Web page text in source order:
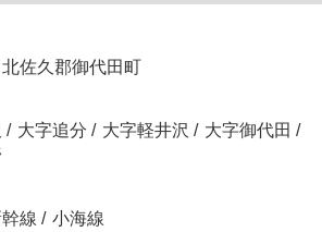
北佐久郡御代田町
/ 大字追分 / 大字軽井沢 / 大字御代田 /
線 / 小海線